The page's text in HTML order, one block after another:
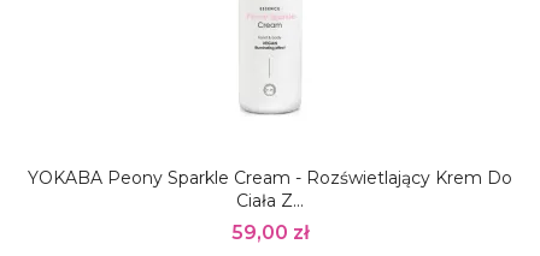
YOKABA Peony Sparkle Cream - Rozświetlający Krem Do
Ciała Z...
59,00 zł